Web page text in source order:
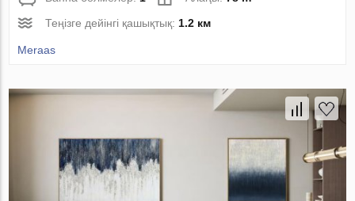
Теңізге дейінгі қашықтық: 1.2 км
Meraas